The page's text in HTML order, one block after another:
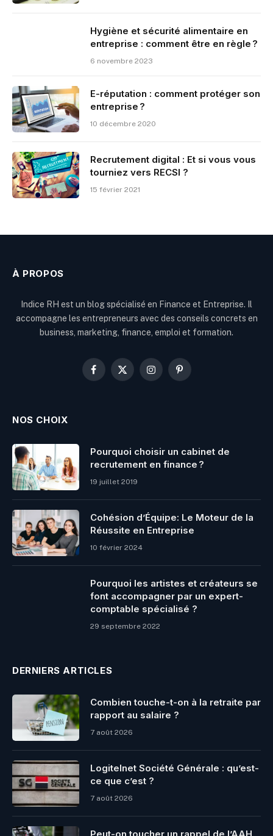
Hygiène et sécurité alimentaire en
entreprise : comment être en règle ?
6 novembre 2023
E-réputation : comment protéger son
entreprise ?
10 décembre 2020
Recrutement digital : Et si vous vous
tourniez vers RECSI ?
15 février 2021
À PROPOS
Indice RH est un blog spécialisé en Finance et Entreprise. Il
accompagne les entrepreneurs avec des conseils concrets en
business, marketing, finance, emploi et formation.
Facebook
X
InstagramPinterest
NOS CHOIX
Pourquoi choisir un cabinet de
recrutement en finance ?
19 juillet 2019
Cohésion d’Équipe: Le Moteur de la
Réussite en Entreprise
10 février 2024
Pourquoi les artistes et créateurs se
font accompagner par un expert-
comptable spécialisé ?
29 septembre 2022
DERNIERS ARTICLES
Combien touche-t-on à la retraite par
rapport au salaire ?
7 août 2026
Logitelnet Société Générale : qu’est-
ce que c’est ?
7 août 2026